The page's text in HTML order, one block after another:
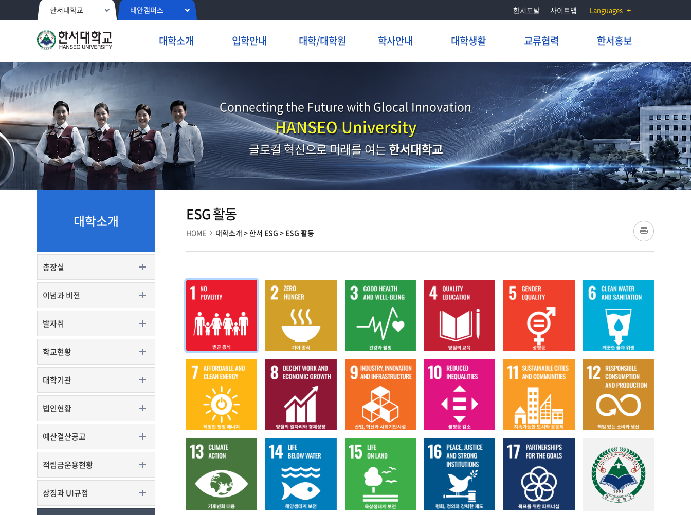
한서대학교 태안캠퍼스 한서포탈 사이트맵 Languages
대학소개 입학안내 대학/대학원 학사안내 대학생활 교류협력 한서홍보
Connecting the Future with Glocal Innovation
HANSEO University
글로컬 혁신으로 미래를 여는한서대학교
대학소개
총장실
이념과 비전
발자취
학교현황
대학기관
법인현황
예산결산공고
적립금운용현황
상징과 UI규정
ESG 활동
HOME 대학소개 >한서 ESG > ESG 활동
게시판1 게시판2 게시판3 게시판4 게시판5
게시판7 게시판8 게시판9 게시판10 게시판11
게시판13 게시판14 게시판15 게시판16